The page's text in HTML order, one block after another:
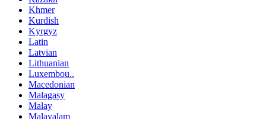
Khmer
Kurdish
Kyrgyz
Latin
Latvian
Lithuanian
Luxembou..
Macedonian
Malagasy
Malay
Malayalam